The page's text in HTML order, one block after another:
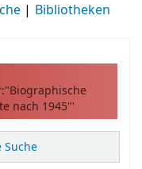
Bibliotheken
nach 1945"'
Suche